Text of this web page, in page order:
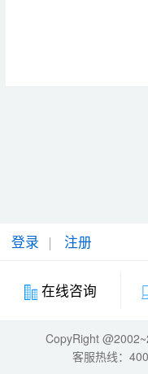
登录 注册
在线咨询
CopyRight
客服热线：